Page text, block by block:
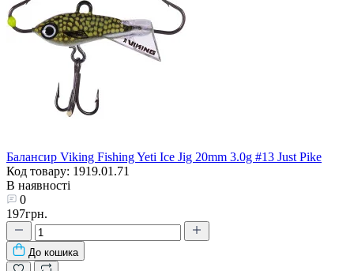
Балансир Viking Fishing Yeti Ice Jig 20mm 3.0g #13 Just Pike
Код товару: 1919.01.71
В наявності
0
197грн.
До кошика